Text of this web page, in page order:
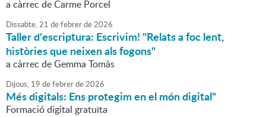
a càrrec de Carme Porcel
Dissabte,21 defebrerde2026
Taller d'escriptura: Escrivim! "Relats a foc lent,
històries que neixen als fogons"
a càrrec de Gemma Tomàs
Dijous, 19 defebrerde2026
Més digitals: Ens protegim en el món digital"
Formació digital gratuïta